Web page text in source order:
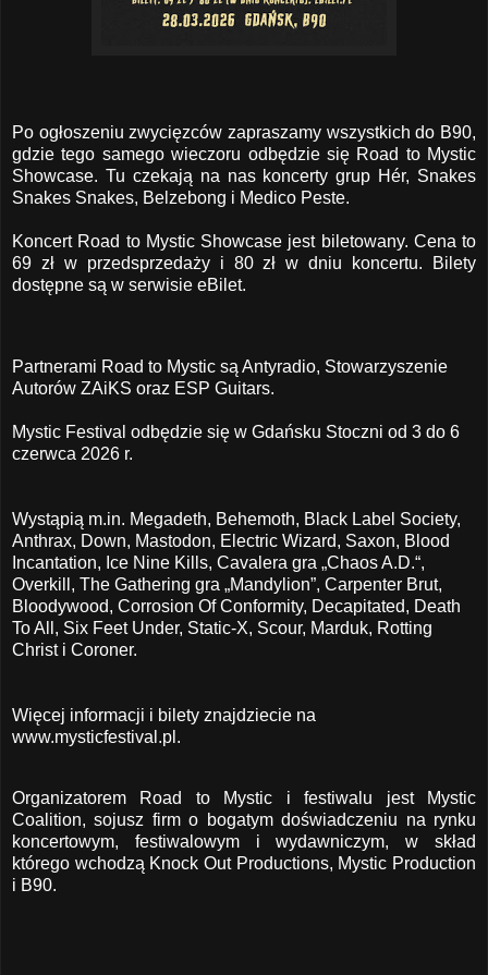
Po ogłoszeniu zwycięzców zapraszamy wszystkich do B90,
gdzie tego samego wieczoru odbędzie się Road to Mystic
Showcase. Tu czekają na nas koncerty grup Hér, Snakes
Snakes Snakes, Belzebong i Medico Peste.
Koncert Road to Mystic Showcase jest biletowany. Cena to
69 zł w przedsprzedaży i 80 zł w dniu koncertu. Bilety
dostępne są w serwisie eBilet.
Partnerami Road to Mystic są Antyradio, Stowarzyszenie
Autorów ZAiKS oraz ESP Guitars.
Mystic Festival odbędzie się w Gdańsku Stoczni od 3 do 6
czerwca 2026 r.
Wystąpią m.in. Megadeth, Behemoth, Black Label Society,
Anthrax, Down, Mastodon, Electric Wizard, Saxon, Blood
Incantation, Ice Nine Kills, Cavalera gra „Chaos A.D.“,
Overkill, The Gathering gra „Mandylion”, Carpenter Brut,
Bloodywood, Corrosion Of Conformity, Decapitated, Death
To All, Six Feet Under, Static-X, Scour, Marduk, Rotting
Christ i Coroner.
Więcej informacji i bilety znajdziecie na
www.mysticfestival.pl .
Organizatorem Road to Mystic i festiwalu jest Mystic
Coalition, sojusz firm o bogatym doświadczeniu na rynku
koncertowym, festiwalowym i wydawniczym, w skład
którego wchodzą Knock Out Productions, Mystic Production
i B90.